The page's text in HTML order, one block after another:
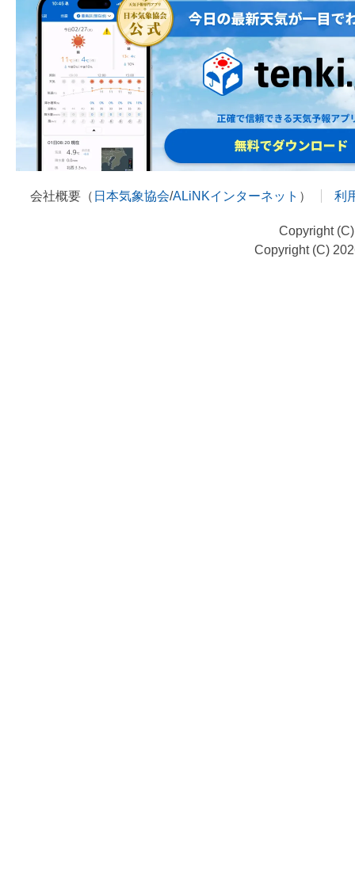
会社概要（ 日本気象協会/ALiNKインターネット ） 利
Copyright
Copyright (C)